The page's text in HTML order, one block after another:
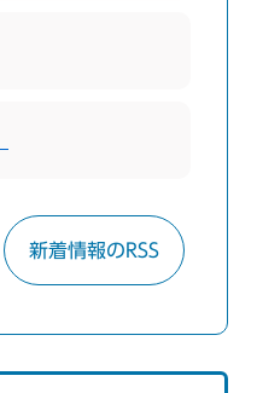
新着情報のRSS